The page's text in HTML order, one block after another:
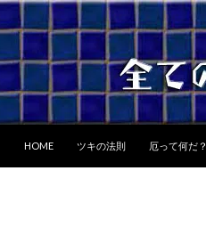
HOME
ツキの法則 厄って何だ？